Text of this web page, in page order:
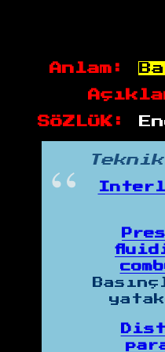
Anlam:
SÖZLÜK: